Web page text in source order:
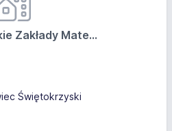
Zakłady Mate...
Świętokrzyski